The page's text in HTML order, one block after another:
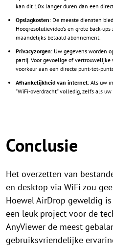
kan dit 10x langer duren dan een
Opslagkosten: De meeste diensten
Hoogresolutievideo's en grote back-
maandelijks betaald abonnement.
Privacyzorgen: Uw gegevens worden
partij. Voor gevoelige of
voorkeur aan een directe punt-tot-
Afhankelijkheid van internet: Als uw
"WiFi-overdracht" volledig, zelfs als
Conclusie
Het overzetten van
en desktop via WiFi zou
Hoewel AirDrop geweldig
een leuk project voor de
AnyViewer de meest
gebruiksvriendelijke